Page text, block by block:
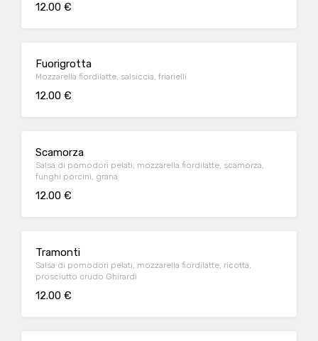
12.00 €
Fuorigrotta
Mozzarella fiordilatte, salsiccia, friarielli
12.00 €
Scamorza
Salsa di pomodori pelati, mozzarella fiordilatte, scamorza,
funghi porcini, grana
12.00 €
Tramonti
Salsa di pomodori pelati, mozzarella fiordilatte, ricotta,
prosciutto crudo Ghirardi
12.00 €